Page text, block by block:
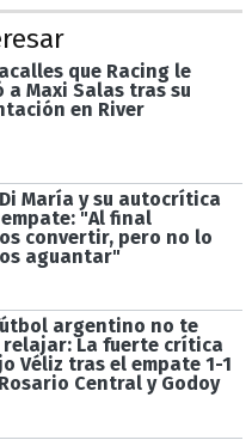
que Racing le
a Maxi Salas tras su
en River
María y su autocrítica
"Al final
convertir, pero no lo
aguantar"
argentino no te
relajar: La fuerte crítica
Véliz tras el empate 1-1
Central y Godoy